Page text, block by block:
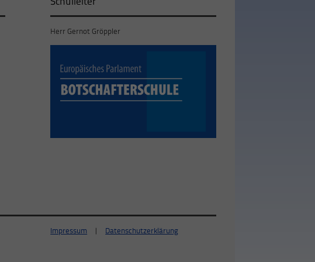
Herr Gernot Gröppler
Impressum | Datenschutzerklärung